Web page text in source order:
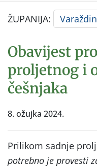
ŽUPANIJA:
Obavijest
proljetnog i
češnjaka
8. ožujka 2024.
Prilikom sadnje
potrebno je provesti